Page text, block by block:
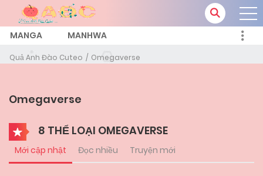
MANGA MANHWA
Quả Anh Đào Cuteo Omegaverse
Omegaverse
8 THỂ LOẠI OMEGAVERSE
Mới cập nhật Đọc nhiều Truyện mới